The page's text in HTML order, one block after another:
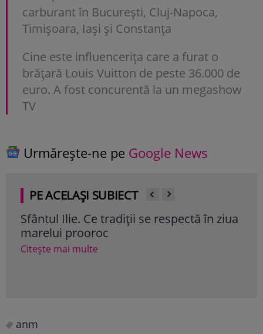
carburant în București, Cluj-Napoca,
Timișoara, Iași și Constanța
Cine este influencerița care a furat o
brățară Louis Vuitton de peste 36.000 de
euro. A fost concurentă la un megashow
TV
Urmărește-ne pe Google News
PE ACELAȘI SUBIECT
Sfântul Ilie. Ce tradiții se respectă în ziua
marelui prooroc
Citește mai multe
anm